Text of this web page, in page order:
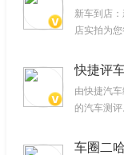
新车到店
店实拍为您
快捷评
由快捷汽
的汽车测评
车圈二哈